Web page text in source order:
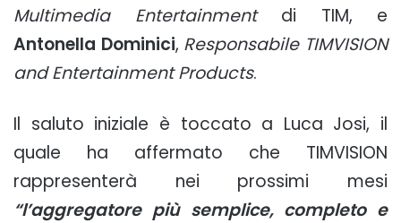
Multimedia Entertainmentdi TIM, e
Antonella Dominici, Responsabile TIMVISION
and Entertainment Products.
Il saluto iniziale è toccato a Luca Josi, il
quale ha affermato che TIMVISION
rappresenterà nei prossimi mesi
“l’aggregatore più semplice, completo e